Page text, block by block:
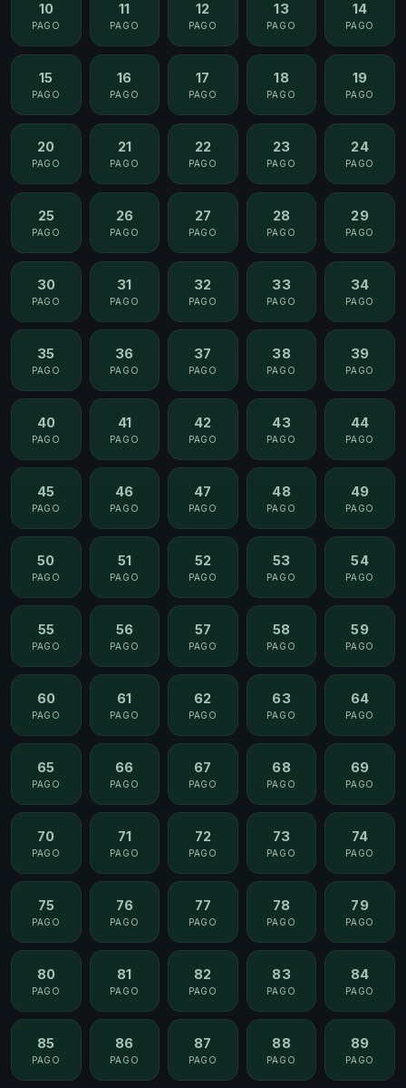
10
PAGO
11
PAGO
12
PAGO
13
PAGO
14
PAGO
15
PAGO
16
PAGO
17
PAGO
18
PAGO
19
PAGO
20
PAGO
21
PAGO
22
PAGO
23
PAGO
24
PAGO
25
PAGO
26
PAGO
27
PAGO
28
PAGO
29
PAGO
30
PAGO
31
PAGO
32
PAGO
33
PAGO
34
PAGO
35
PAGO
36
PAGO
37
PAGO
38
PAGO
39
PAGO
40
PAGO
41
PAGO
42
PAGO
43
PAGO
44
PAGO
45
PAGO
46
PAGO
47
PAGO
48
PAGO
49
PAGO
50
PAGO
51
PAGO
52
PAGO
53
PAGO
54
PAGO
55
PAGO
56
PAGO
57
PAGO
58
PAGO
59
PAGO
60
PAGO
61
PAGO
62
PAGO
63
PAGO
64
PAGO
65
PAGO
66
PAGO
67
PAGO
68
PAGO
69
PAGO
70
PAGO
71
PAGO
72
PAGO
73
PAGO
74
PAGO
75
PAGO
76
PAGO
77
PAGO
78
PAGO
79
PAGO
80
PAGO
81
PAGO
82
PAGO
83
PAGO
84
PAGO
85
PAGO
86
PAGO
87
PAGO
88
PAGO
89
PAGO